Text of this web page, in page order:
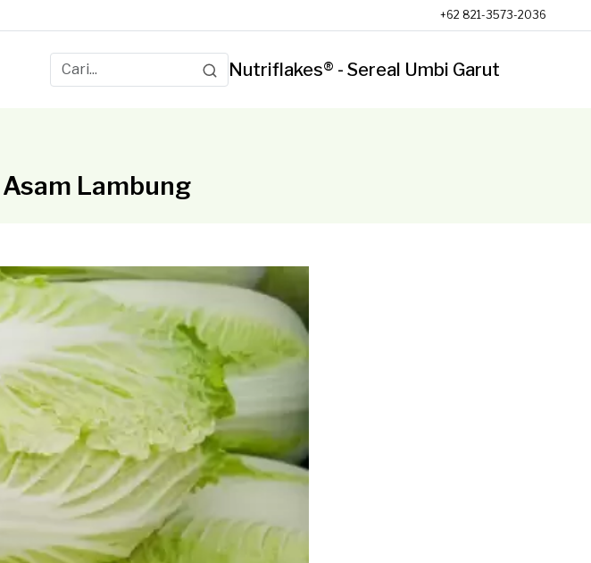
+62 821-3573-2036
Nutriflakes® - Sereal Umbi Garut
Lambung